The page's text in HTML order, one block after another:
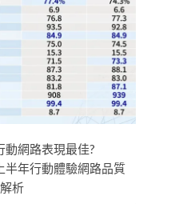
網路表現最佳?
半年行動體驗網路品質
析